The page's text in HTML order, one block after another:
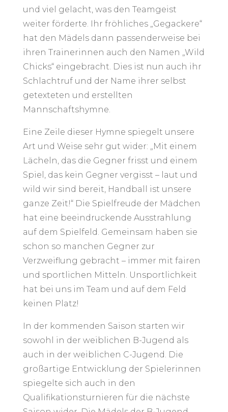
und viel gelacht, was den Teamgeist
weiter förderte. Ihr fröhliches „Gegackere“
hat den Mädels dann passenderweise bei
ihren Trainerinnen auch den Namen „Wild
Chicks“ eingebracht. Dies ist nun auch ihr
Schlachtruf und der Name ihrer selbst
getexteten und erstellten
Mannschaftshymne.
Eine Zeile dieser Hymne spiegelt unsere
Art und Weise sehr gut wider: „Mit einem
Lächeln, das die Gegner frisst und einem
Spiel, das kein Gegner vergisst – laut und
wild wir sind bereit, Handball ist unsere
ganze Zeit!“ Die Spielfreude der Mädchen
hat eine beeindruckende Ausstrahlung
auf dem Spielfeld. Gemeinsam haben sie
schon so manchen Gegner zur
Verzweiflung gebracht – immer mit fairen
und sportlichen Mitteln. Unsportlichkeit
hat bei uns im Team und auf dem Feld
keinen Platz!
In der kommenden Saison starten wir
sowohl in der weiblichen B-Jugend als
auch in der weiblichen C-Jugend. Die
großartige Entwicklung der Spielerinnen
spiegelte sich auch in den
Qualifikationsturnieren für die nächste